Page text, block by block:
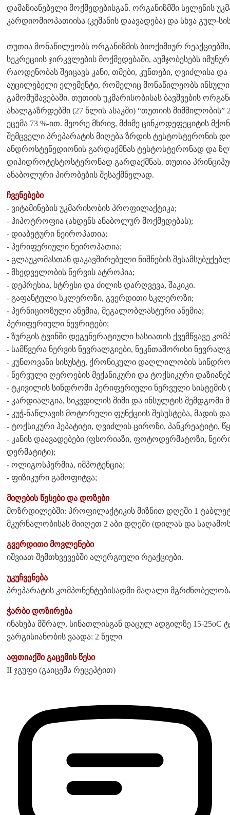
დამაზიანებელი მოქმედებისგან. ორგანიზმში სელენის
კარდიომიოპათიისა (კეშანის დაავადება) და სხვა გულ-
თუთია მონაწილეობს ორგანიზმის ბიოქიმიურ
სეკრეციის ჯირკვლების მოქმედებაში, აუმჯობესებს
რაოდენობას შეიცავს კანი, თმები, კუნთები, ღვიძლისა
აუცილებელი ელემენტი, რომელიც მონაწილეობს
გამომუშავებაში. თუთიის უკმარისობისას ბავშვების
ახალგაზრდებში (27 წლის ასაკში) “თუთიის
ეცემა 73 %-ით. მეორე მხრივ, მძიმე ცინკოდეფეციტის
შემცველი პრეპარატის მიღება ზრდის ტესტოსტერონის
ანდროსტენედიონის გარდაქმნას ტესტოსტერონად და
დიჰიდროტესტოსტერონად გარდაქმნას. თუთია
ანაბოლური პირობების შესაქმნელად.
ჩვენებები
- ვიტამინების უკმარისობის პროფილაქტიკა;
- ჰიპოტროფია (ახდენს ანაბოლურ მოქმედებას);
- დიაბეტური ნეიროპათია;
- პერიფერიული ნეიროპათია;
- გლაუკომასთან დაკავშირებული ნიშნების
- მხედველობის ნერვის ატროპია;
- დეპრესია, სტრესი და ძილის დარღვევა, შაკიკი.
- გაფანტული სკლეროზი, გვერდითი სკლეროზი;
- პერნიციოზული ანემია, მეგალობლასტური ანემია;
პერიფერიული ნევრიტები;
- ზურგის ტვინში დეგენერატიული ხასიათის ქვემწვავე
- სამწვერა ნერვის ნევრალგიები, ნეკნთაშორისი
- კუნთოვანი სისუსტე, ქრონიკული დაღლილობის
- ნერვული ღეროების მექანიკური და ტოქსიკური
- ტკივილის სინდრომი პერიფერიული ნერვული სისტემის
- კარდიალგია, სიკვდილის შიში და ინსულტის შემდგომი
- კუჭ-ნაწლავის მოტორული ფუნქციის შესუსტება, მადის
- ტოქსიკური ჰეპატიტი, ღვიძლის ციროზი,
- კანის დაავადებები (ფსორიაზი, ფოტოდერმატოზი,
დერმატიტი);
- ოლიგოსპერმია, იმპოტენცია;
- ფიზიკური გამოფიტვა;
მიღების წესები და დოზები
მოზრდილებში: პროფილაქტიკის მიზნით დღეში 1
მკურნალობისას მიიღეთ 2 აბი დღეში (დილას და
გვერდითი მოვლენები
იშვიათ შემთხვევებში ალერგიული რეაქციები.
უკუჩვენება
პრეპარატის კომპონენტებისადმი მაღალი
ჭარბი დოზირება
ინახება მშრალ, სინათლისგან დაცულ ადგილზე 15-25oC
ვარგისიანობის ვაადა: 2 წელი
აფთიაქში გაცემის წესი
II ჯგუფი (გაიცემა რეცეპტით)